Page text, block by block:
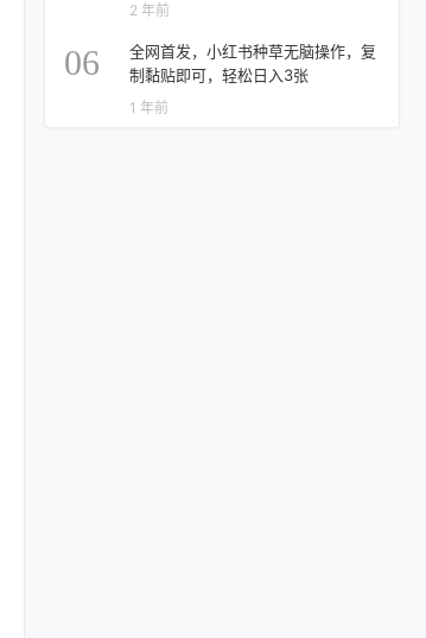
2 年前
06
全网首发，小红书种草无脑操作，复
制黏贴即可，轻松日入3张
1 年前